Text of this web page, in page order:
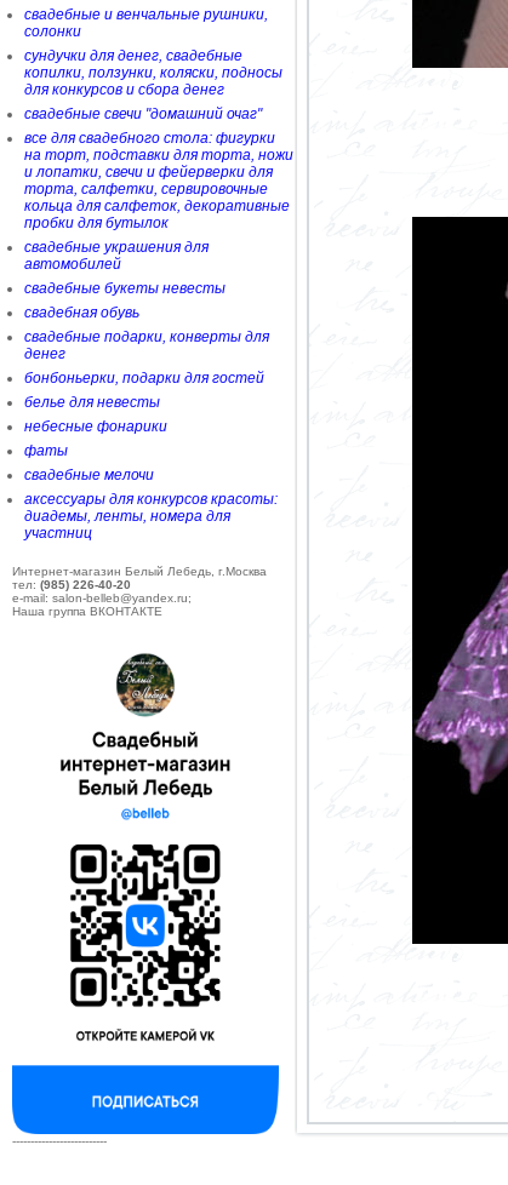
свадебные и венчальные рушники,
солонки
сундучки для денег, свадебные
копилки, ползунки, коляски, подносы
для конкурсов и сбора денег
свадебные свечи "домашний очаг"
все для свадебного стола: фигурки
на торт, подставки для торта, ножи
и лопатки, свечи и фейерверки для
торта, салфетки, сервировочные
кольца для салфеток, декоративные
пробки для бутылок
свадебные украшения для
автомобилей
свадебные букеты невесты
свадебная обувь
свадебные подарки, конверты для
денег
бонбоньерки, подарки для гостей
белье для невесты
небесные фонарики
фаты
свадебные мелочи
аксессуары для конкурсов красоты:
диадемы, ленты, номера для
участниц
Интернет-магазин Белый Лебедь, г.Москва
тел: (985) 226-40-20
e-mail: salon-belleb@yandex.ru;
Наша группа ВКОНТАКТЕ
--------------------------